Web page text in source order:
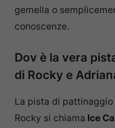
gemella o
conoscenze.
Dov è la vera
di Rocky e
La pista di pattinaggio
Rocky si chiama Ice